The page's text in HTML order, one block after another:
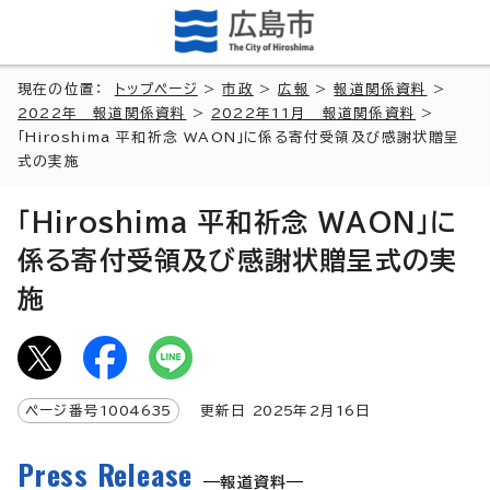
現在の位置： トップページ >市政 >広報 >報道関係資料
>
2022年 報道関係資料
> 2022年11月 報道関係資料
>
「Hiroshima 平和祈念 WAON」に係る寄付受領及び感謝状贈呈
式の実施
「Hiroshima 平和祈念 WAON」に
係る寄付受領及び感謝状贈呈式の実
施
ページ番号 1004635 更新日 2025年2月 16 日
Press Release 報道資料